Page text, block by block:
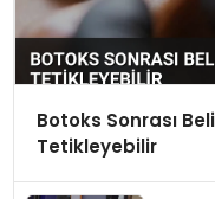
Botoks Sonrası
Tetikleyebilir